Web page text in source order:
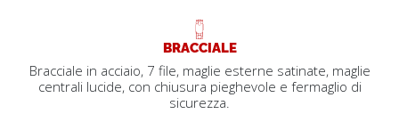
BRACCIALE
Bracciale in acciaio, 7 file, maglie esterne satinate, maglie
centrali lucide, con chiusura pieghevole e fermaglio di
sicurezza.